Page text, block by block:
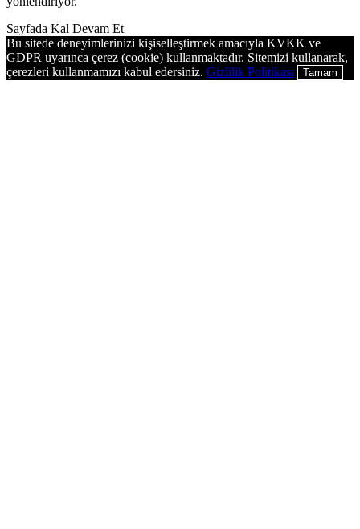
Sayfada Kal Devam Et
Bu sitede deneyimlerinizi kişiselleştirmek amacıyla KVKK ve
GDPR uyarınca çerez (cookie) kullanmaktadır. Sitemizi kullanarak,
çerezleri kullanmamızı kabul edersiniz. Gizlilik Politikası Tamam